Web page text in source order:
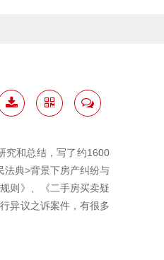
究和总结，写了约1600
法典>背景下房产纠纷与
则》、《二手房买卖疑
异议之诉案件，有很多